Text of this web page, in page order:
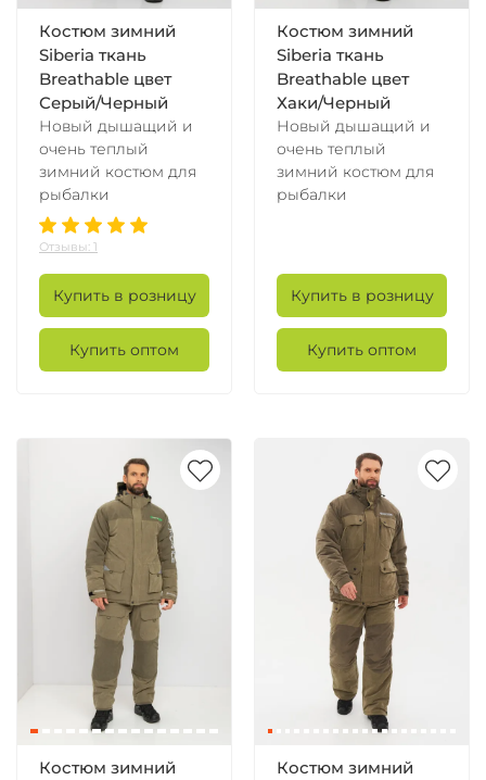
Костюм зимний
Siberia ткань
Breathable цвет
Серый/Черный
Новый дышащий и
очень теплый
зимний костюм для
рыбалки
Отзывы: 1
Купить в розницу
Купить оптом
Костюм зимний
Siberia ткань
Breathable цвет
Хаки/Черный
Новый дышащий и
очень теплый
зимний костюм для
рыбалки
Купить в розницу
Купить оптом
Костюм зимний
Костюм зимний